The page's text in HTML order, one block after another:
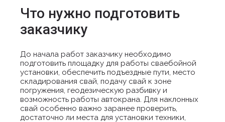
Что нужно подготовить
заказчику
До начала работ заказчику необходимо
подготовить площадку для работы сваебойной
установки, обеспечить подъездные пути, место
складирования свай, подачу свай к зоне
погружения, геодезическую разбивку и
возможность работы автокрана. Для наклонных
свай особенно важно заранее проверить,
достаточно ли места для установки техники,